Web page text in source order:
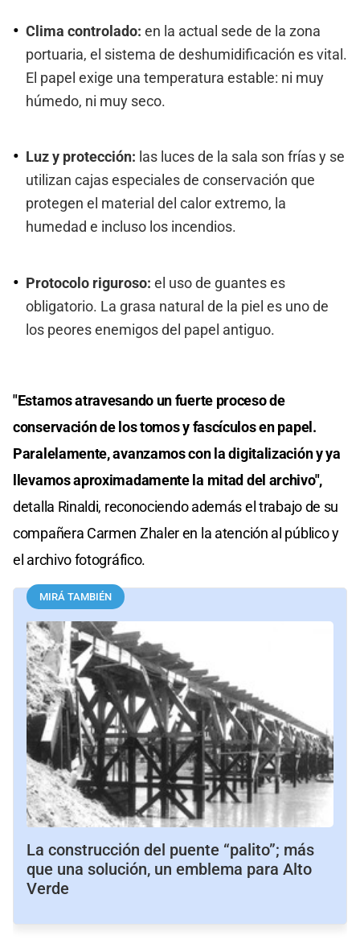
Clima controlado: en la actual sede de la zona
portuaria, el sistema de deshumidificación es vital.
El papel exige una temperatura estable: ni muy
húmedo, ni muy seco.
Luz y protección: las luces de la sala son frías y se
utilizan cajas especiales de conservación que
protegen el material del calor extremo, la
humedad e incluso los incendios.
Protocolo riguroso: el uso de guantes es
obligatorio. La grasa natural de la piel es uno de
los peores enemigos del papel antiguo.
"Estamos atravesando un fuerte proceso de
conservación de los tomos y fascículos en papel.
Paralelamente, avanzamos con la digitalización y ya
llevamos aproximadamente la mitad del archivo",
detalla Rinaldi, reconociendo además el trabajo de su
compañera Carmen Zhaler en la atención al público y
el archivo fotográfico.
MIRÁ TAMBIÉN
La construcción del puente “palito”; más
que una solución, un emblema para Alto
Verde